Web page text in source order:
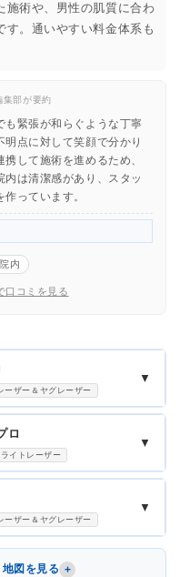
施術や、男性の肌質に合わ
す。通いやすい料金体系も
部が要約
も緊張が和らぐような丁寧
点に対して笑顔で分かり
して施術を進めるため、
は清潔感があり、スタッ
っています。
内
口コミを見る
ーザー＆ヤグレーザー
▼
ロ
イトレーザー
▼
ーザー＆ヤグレーザー
▼
図を見る